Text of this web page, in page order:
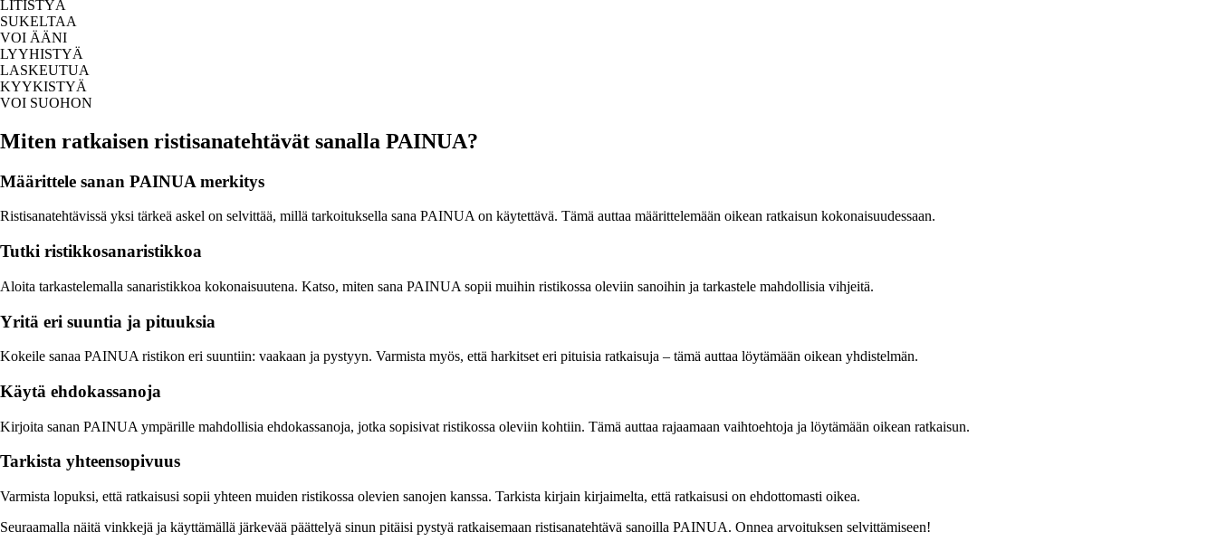
LITISTYÄ
SUKELTAA
VOI ÄÄNI
LYYHISTYÄ
LASKEUTUA
KYYKISTYÄ
VOI SUOHON
Miten ratkaisen ristisanatehtävät sanalla PAINUA?
Määrittele sanan PAINUA merkitys
Ristisanatehtävissä yksi tärkeä askel on selvittää, millä tarkoituksella sana PAINUA on käytettävä. Tämä auttaa määrittelemään oikean ratkaisun kokonaisuudessaan.
Tutki ristikkosanaristikkoa
Aloita tarkastelemalla sanaristikkoa kokonaisuutena. Katso, miten sana PAINUA sopii muihin ristikossa oleviin sanoihin ja tarkastele mahdollisia vihjeitä.
Yritä eri suuntia ja pituuksia
Kokeile sanaa PAINUA ristikon eri suuntiin: vaakaan ja pystyyn. Varmista myös, että harkitset eri pituisia ratkaisuja – tämä auttaa löytämään oikean yhdistelmän.
Käytä ehdokassanoja
Kirjoita sanan PAINUA ympärille mahdollisia ehdokassanoja, jotka sopisivat ristikossa oleviin kohtiin. Tämä auttaa rajaamaan vaihtoehtoja ja löytämään oikean ratkaisun.
Tarkista yhteensopivuus
Varmista lopuksi, että ratkaisusi sopii yhteen muiden ristikossa olevien sanojen kanssa. Tarkista kirjain kirjaimelta, että ratkaisusi on ehdottomasti oikea.
Seuraamalla näitä vinkkejä ja käyttämällä järkevää päättelyä sinun pitäisi pystyä ratkaisemaan ristisanatehtävä sanoilla PAINUA. Onnea arvoituksen selvittämiseen!